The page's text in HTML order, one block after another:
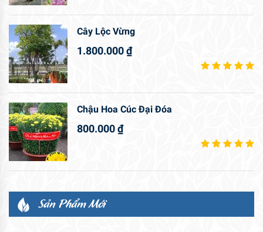
Cây Lộc Vừng
1.800.000₫
Chậu Hoa Cúc Đại Đóa
800.000₫
Sản Phẩm Mới